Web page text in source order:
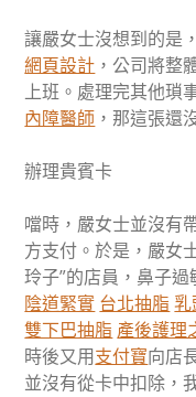
讓嚴女士沒想到的是
網頁設計 ，公司將整
上班。處理完其他瑣
內障醫師 ，那這張還
辦理貴賓卡
噹時，嚴女士並沒有
方支付。於是，嚴女
玲子”的店員，鼻子過
陰道緊實 台北抽脂
雙下巴抽脂 產後護理
時後又用支付寶向店
並沒有從卡中扣除，